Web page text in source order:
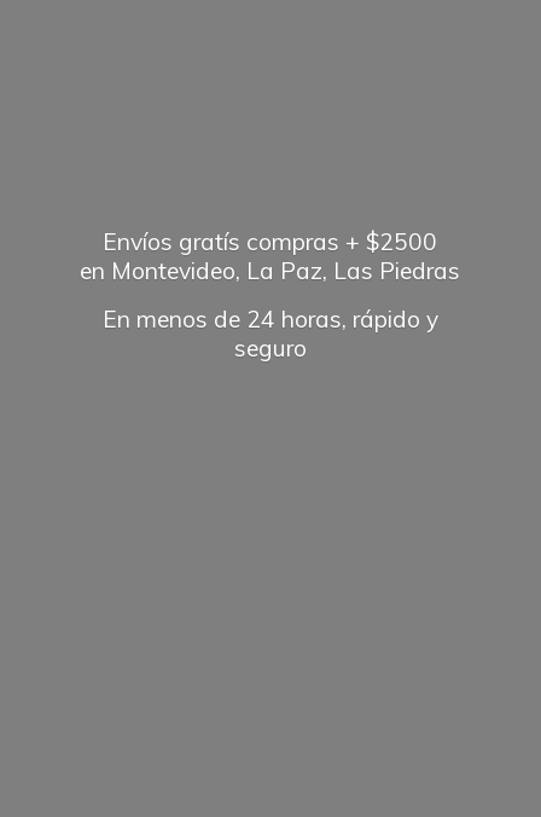
Envíos gratís compras + $2500
en Montevideo, La Paz, Las Piedras
En menos de 24 horas, rápido y
seguro